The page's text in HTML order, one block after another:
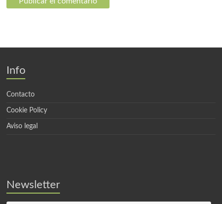
Info
Contacto
Cookie Policy
Aviso legal
Newsletter